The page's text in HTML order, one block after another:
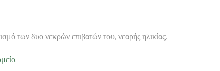
των δυο νεκρών επιβατών του, νεαρής ηλικίας.
.